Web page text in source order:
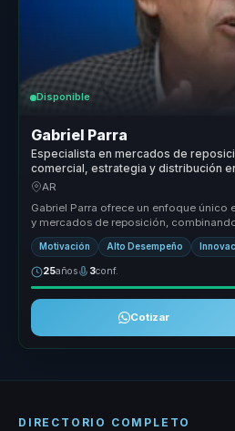
Disponible
Gabriel Parra
Especialista en mercados de
comercial, estrategia y distribución
ejecución para equipos de ventas.
AR
Gabriel Parra ofrece un enfoque único
y mercados de reposición,
un estil...
Motivación Alto Desempeño
25años 3conf.
Cotizar
DIRECTORIO COMPLETO